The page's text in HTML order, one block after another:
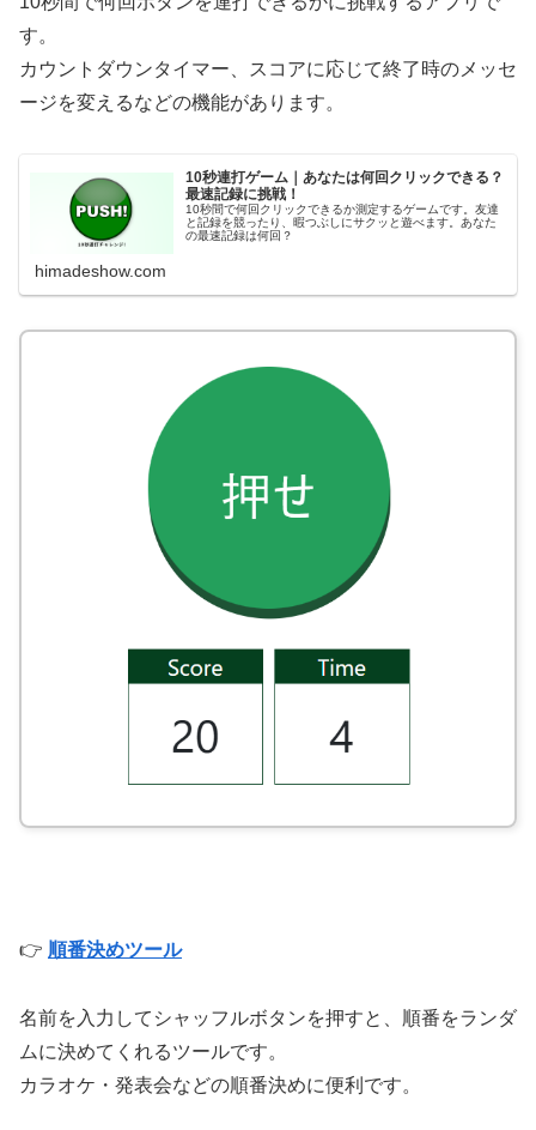
す。
カウントダウンタイマー、スコアに応じて終了時のメッセ
ージを変えるなどの機能があります。
10秒連打ゲーム｜あなたは何回クリックできる？
最速記録に挑戦！
10秒間で何回クリックできるか測定するゲームです。友達
と記録を競ったり、暇つぶしにサクッと遊べます。あなた
の最速記録は何回？
himadeshow.com
👉 順番決めツール
名前を入力してシャッフルボタンを押すと、順番をランダ
ムに決めてくれるツールです。
カラオケ・発表会などの順番決めに便利です。